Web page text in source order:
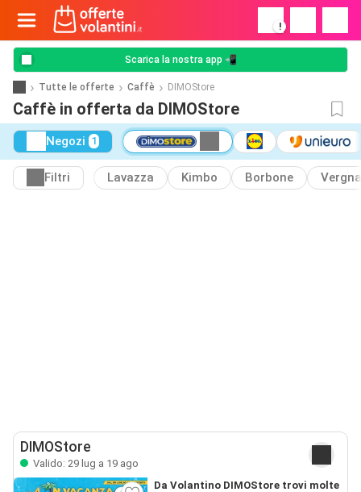
!
Scarica la nostra app 📲
Tutte le offerte Caffè DIMOStore
Caffè in offerta da DIMOStore
Negozi 1
Filtri Lavazza Kimbo Borbone
DIMOStore
Valido: 29 lug a 19 ago
Da Volantino DIMOStore trovi molte